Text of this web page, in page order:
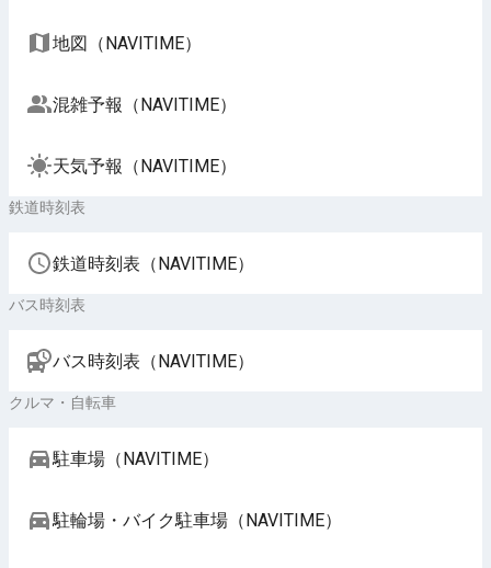
地図（NAVITIME）
混雑予報（NAVITIME）
天気予報（NAVITIME）
鉄道時刻表
鉄道時刻表（NAVITIME）
バス時刻表
バス時刻表（NAVITIME）
クルマ・自転車
駐車場（NAVITIME）
駐輪場・バイク駐車場（NAVITIME）